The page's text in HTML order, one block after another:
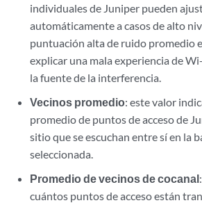
individuales de Juniper pueden
automáticamente a casos de alto
puntuación alta de ruido promedio
explicar una mala experiencia de
la fuente de la interferencia.
Vecinos promedio: este valor
promedio de puntos de acceso de
sitio que se escuchan entre sí en la
seleccionada.
Promedio de vecinos de cocanal
cuántos puntos de acceso están